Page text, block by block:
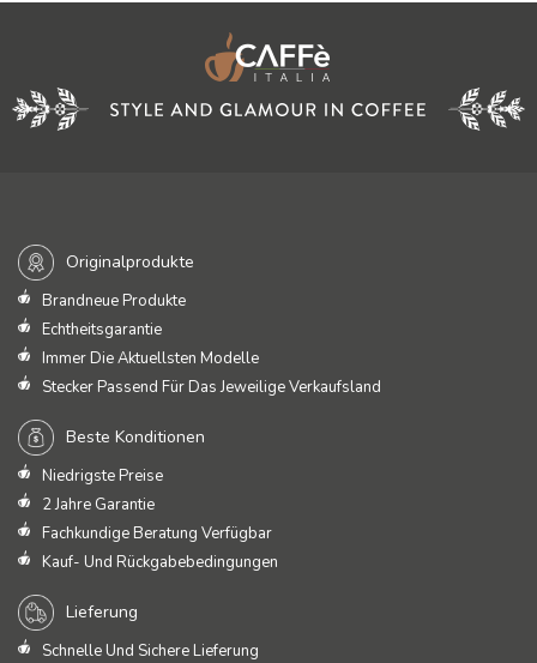
Originalprodukte
Brandneue Produkte
Echtheitsgarantie
Immer Die Aktuellsten Modelle
Stecker Passend Für Das Jeweilige Verkaufsland
Beste Konditionen
Niedrigste Preise
2 Jahre Garantie
Fachkundige Beratung Verfügbar
Kauf- Und Rückgabebedingungen
Lieferung
Schnelle Und Sichere Lieferung